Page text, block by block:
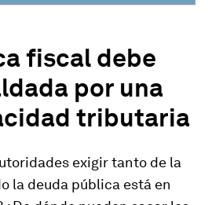
fiscal debe
por una
tributaria
exigir tanto de la
la deuda pública está en